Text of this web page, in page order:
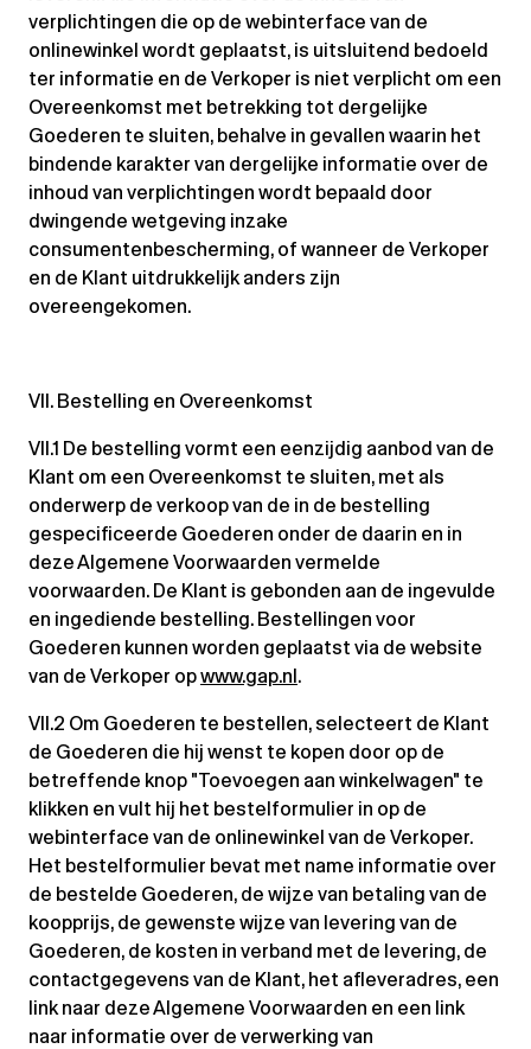
verplichtingen die op de webinterface van de
onlinewinkel wordt geplaatst, is uitsluitend bedoeld
ter informatie en de Verkoper is niet verplicht om een
Overeenkomst met betrekking tot dergelijke
Goederen te sluiten, behalve in gevallen waarin het
bindende karakter van dergelijke informatie over de
inhoud van verplichtingen wordt bepaald door
dwingende wetgeving inzake
consumentenbescherming, of wanneer de Verkoper
en de Klant uitdrukkelijk anders zijn
overeengekomen.
VII. Bestelling en Overeenkomst
VII.1 De bestelling vormt een eenzijdig aanbod van de
Klant om een Overeenkomst te sluiten, met als
onderwerp de verkoop van de in de bestelling
gespecificeerde Goederen onder de daarin en in
deze Algemene Voorwaarden vermelde
voorwaarden. De Klant is gebonden aan de ingevulde
en ingediende bestelling. Bestellingen voor
Goederen kunnen worden geplaatst via de website
van de Verkoper opwww.gap.nl.
VII.2 Om Goederen te bestellen, selecteert de Klant
de Goederen die hij wenst te kopen door op de
betreffende knop "Toevoegen aan winkelwagen" te
klikken en vult hij het bestelformulier in op de
webinterface van de onlinewinkel van de Verkoper.
Het bestelformulier bevat met name informatie over
de bestelde Goederen, de wijze van betaling van de
koopprijs, de gewenste wijze van levering van de
Goederen, de kosten in verband met de levering, de
contactgegevens van de Klant, het afleveradres, een
link naar deze Algemene Voorwaarden en een link
naar informatie over de verwerking van